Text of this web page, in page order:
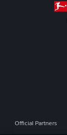
Official Partners